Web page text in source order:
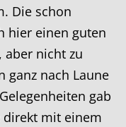
Die schon
hier einen guten
aber nicht zu
ganz nach Laune
gab
direkt mit einem